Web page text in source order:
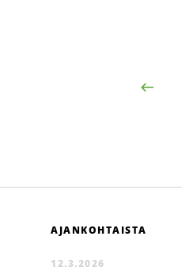
AJANKOHTAISTA
12.3.2026